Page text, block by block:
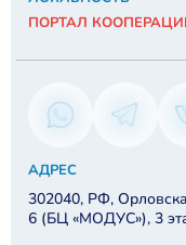
ПОРТАЛ
АДРЕС
302040, РФ,
6 (БЦ «МОДУС»), 3